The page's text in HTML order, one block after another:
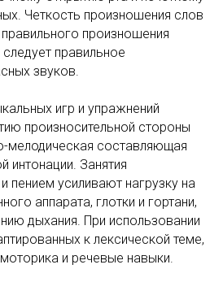
Четкость произношения слов
произношения
правильное
звуков.
игр и упражнений
произносительной стороны
мелодическая составляющая
интонации. Занятия
пением усиливают нагрузку на
аппарата, глотки и гортани,
дыхания. При использовании
к лексической теме,
и речевые навыки.